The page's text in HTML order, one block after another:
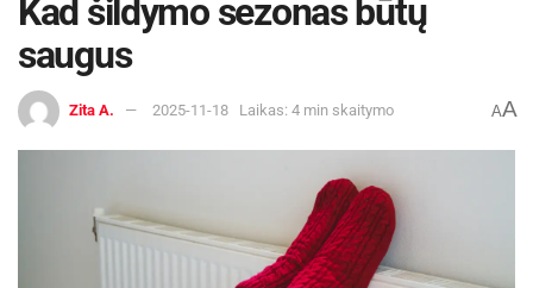
Kad šildymo sezonas būtų
saugus
Zita A. 2025-11-18 Laikas: 4 min skaitymo AA